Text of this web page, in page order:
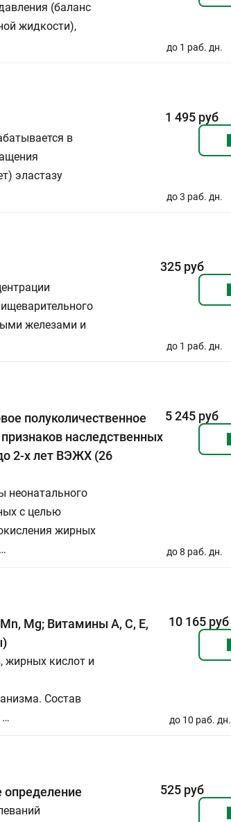
(баланс
жидкости),
до 1 раб. дн.
в
эластазу
1 495 руб
до 3 раб. дн.
железами и
325 руб
до 1 раб. дн.
полуколичественное
наследственных
2-х лет ВЭЖХ (26
неонатального
с целью
жирных
5 245 руб
до 8 раб. дн.
Mg; Витамины A, C, E,
жирных кислот и
Состав
…
10 165 руб
до 10 раб. дн.
определение 525 руб